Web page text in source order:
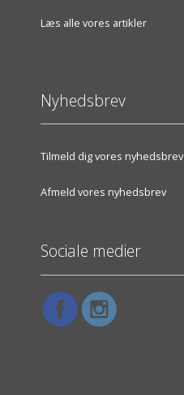
Læs alle vores artikler
Nyhedsbrev
Tilmeld dig vores nyhedsbrev
Afmeld vores nyhedsbrev
Sociale medier